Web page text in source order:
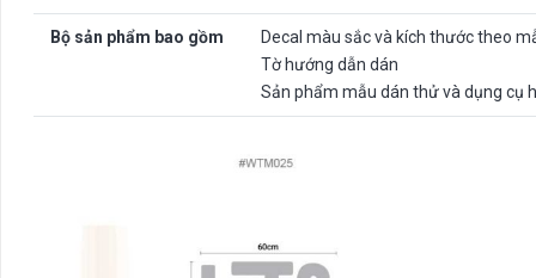
Bộ sản phẩm bao gồm
Decal màu sắc và kích thước theo
Tờ hướng dẫn dán
Sản phẩm mẫu dán thử và dụng cụ